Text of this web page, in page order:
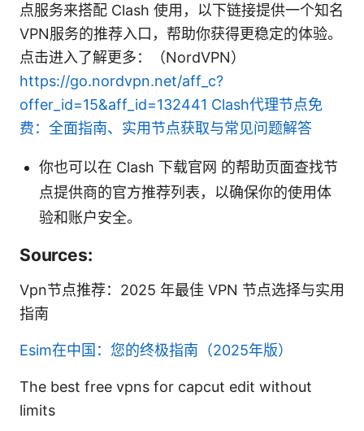
点服务来搭配 Clash 使用，以下链接提供一个知名
VPN服务的推荐入口，帮助你获得更稳定的体验。
点击进入了解更多：（NordVPN）
https://go.nordvpn.net/aff_c?
offer_id=15&aff_id=132441 Clash代理节点免
费：全面指南、实用节点获取与常见问题解答
你也可以在 Clash 下载官网 的帮助页面查找节
点提供商的官方推荐列表，以确保你的使用体
验和账户安全。
Sources:
Vpn节点推荐：2025 年最佳 VPN 节点选择与实用
指南
Esim在中国：您的终极指南（2025年版）
The best free vpns for capcut edit without
limits